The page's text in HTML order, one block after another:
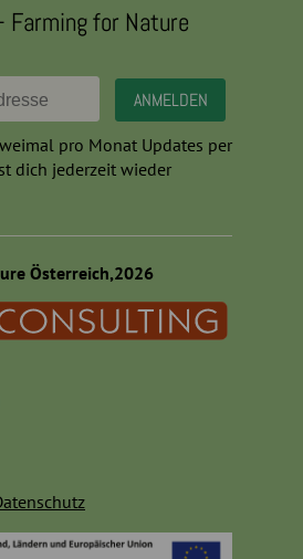
for Nature
pro Monat Updates per
dich jederzeit wieder
Österreich,2026